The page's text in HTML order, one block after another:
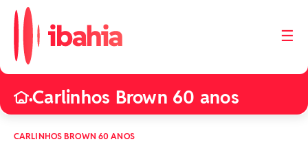
☰
•Carlinhos Brown 60 anos
CARLINHOS BROWN 60 ANOS